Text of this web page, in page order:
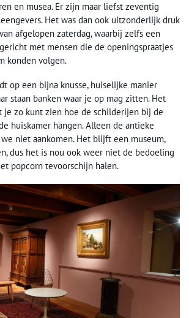
en musea. Er zijn maar liefst zeventig
Het was dan ook uitzonderlijk druk
afgelopen zaterdag, waarbij zelfs een
met mensen die de openingspraatjes
konden volgen.
op een bijna knusse, huiselijke manier
staan banken waar je op mag zitten. Het
je zo kunt zien hoe de schilderijen bij de
huiskamer hangen. Alleen de antieke
we niet aankomen. Het blijft een museum,
dus het is nou ook weer niet de bedoeling
popcorn tevoorschijn halen.